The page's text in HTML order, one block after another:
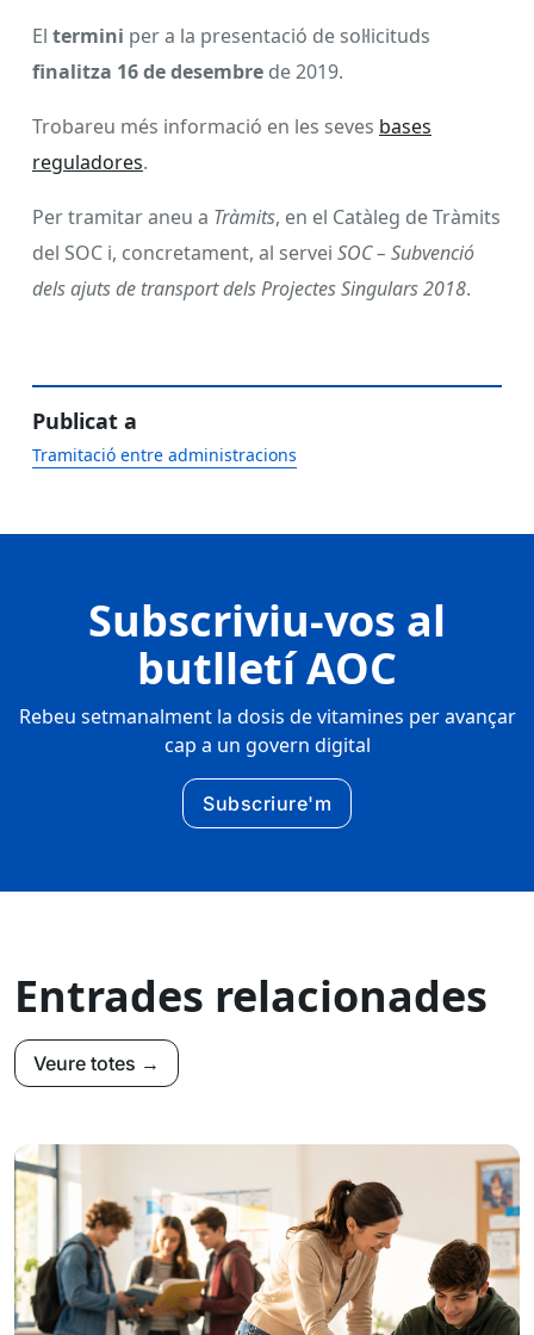
El termini per a la presentació de sol·licituds
finalitza 16 de desembre de 2019.
Trobareu més informació en les seves bases
reguladores.
Per tramitar aneu a Tràmits, en el Catàleg de Tràmits
del SOC i, concretament, al servei SOC – Subvenció
dels ajuts de transport dels Projectes Singulars 2018.
Publicat a
Tramitació entre administracions
Subscriviu-vos al
butlletí AOC
Rebeu setmanalment la dosis de vitamines per avançar
cap a un govern digital
Subscriure'm
Entrades relacionades
Veure totes →